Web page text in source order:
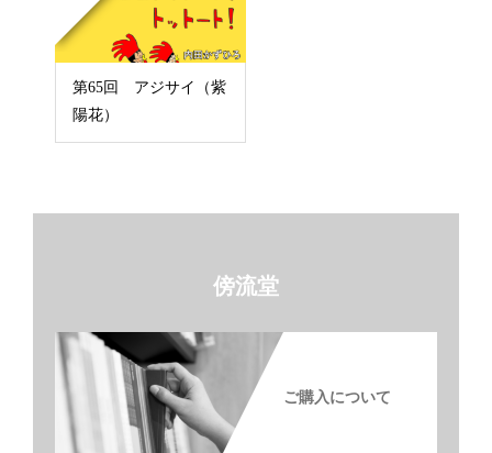
第65回 アジサイ（紫
陽花）
傍流堂
ご購入について